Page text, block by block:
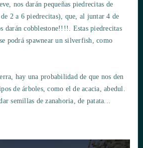
nos darán pequeñas piedrecitas de
2 a 6 piedrecitas), que, al juntar 4 de
darán cobblestone!!!!. Estas piedrecitas
podrá spawnear un silverfish, como
hay una probabilidad de que nos den
de árboles, como el de acacia, abedul.
semillas de zanahoria, de patata...